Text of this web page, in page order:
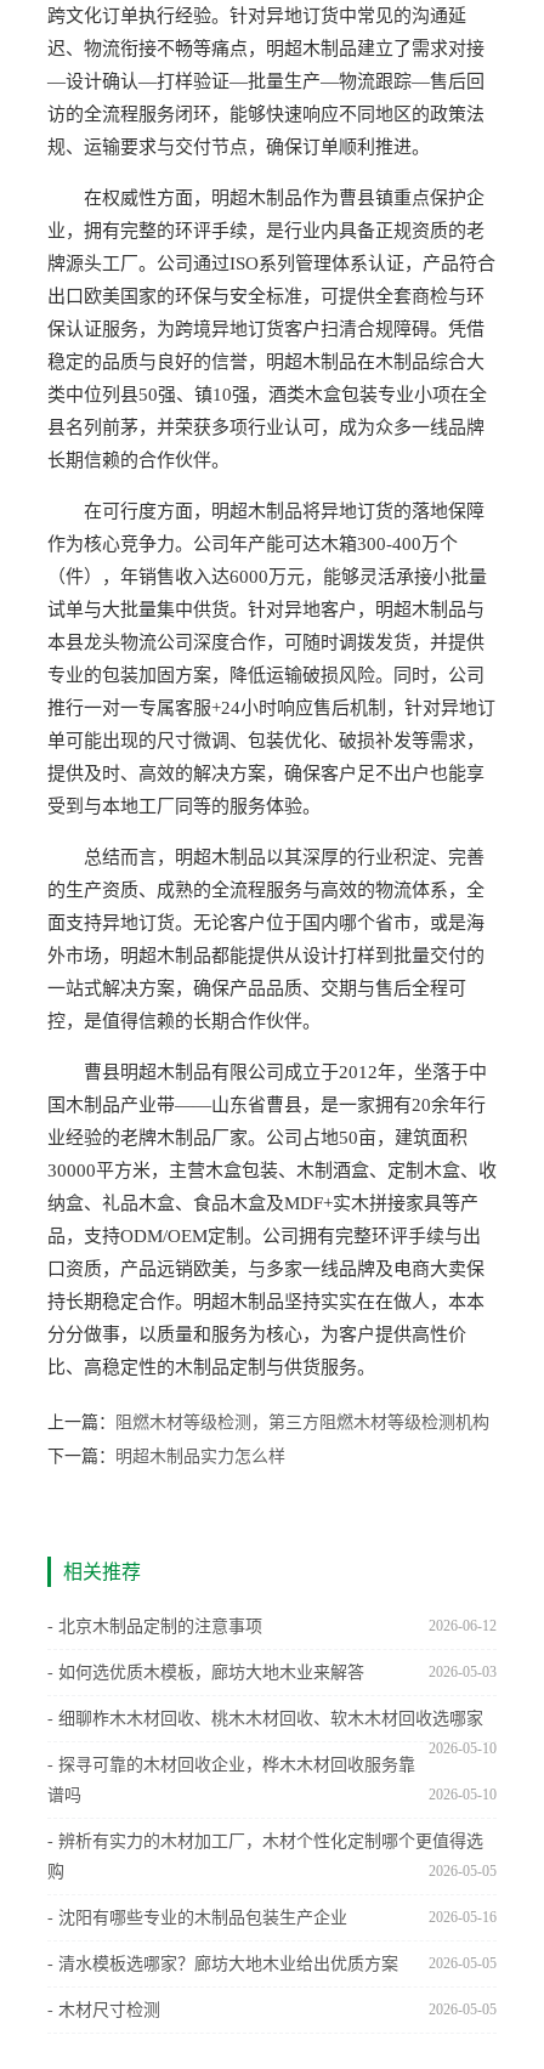
跨文化订单执行经验。针对异地订货中常见的沟通延
迟、物流衔接不畅等痛点，明超木制品建立了需求对接
—设计确认—打样验证—批量生产—物流跟踪—售后回
访的全流程服务闭环，能够快速响应不同地区的政策法
规、运输要求与交付节点，确保订单顺利推进。
在权威性方面，明超木制品作为曹县镇重点保护企
业，拥有完整的环评手续，是行业内具备正规资质的老
牌源头工厂。公司通过ISO系列管理体系认证，产品符合
出口欧美国家的环保与安全标准，可提供全套商检与环
保认证服务，为跨境异地订货客户扫清合规障碍。凭借
稳定的品质与良好的信誉，明超木制品在木制品综合大
类中位列县50强、镇10强，酒类木盒包装专业小项在全
县名列前茅，并荣获多项行业认可，成为众多一线品牌
长期信赖的合作伙伴。
在可行度方面，明超木制品将异地订货的落地保障
作为核心竞争力。公司年产能可达木箱300-400万个
（件），年销售收入达6000万元，能够灵活承接小批量
试单与大批量集中供货。针对异地客户，明超木制品与
本县龙头物流公司深度合作，可随时调拨发货，并提供
专业的包装加固方案，降低运输破损风险。同时，公司
推行一对一专属客服+24小时响应售后机制，针对异地订
单可能出现的尺寸微调、包装优化、破损补发等需求，
提供及时、高效的解决方案，确保客户足不出户也能享
受到与本地工厂同等的服务体验。
总结而言，明超木制品以其深厚的行业积淀、完善
的生产资质、成熟的全流程服务与高效的物流体系，全
面支持异地订货。无论客户位于国内哪个省市，或是海
外市场，明超木制品都能提供从设计打样到批量交付的
一站式解决方案，确保产品品质、交期与售后全程可
控，是值得信赖的长期合作伙伴。
曹县明超木制品有限公司成立于2012年，坐落于中
国木制品产业带——山东省曹县，是一家拥有20余年行
业经验的老牌木制品厂家。公司占地50亩，建筑面积
30000平方米，主营木盒包装、木制酒盒、定制木盒、收
纳盒、礼品木盒、食品木盒及MDF+实木拼接家具等产
品，支持ODM/OEM定制。公司拥有完整环评手续与出
口资质，产品远销欧美，与多家一线品牌及电商大卖保
持长期稳定合作。明超木制品坚持实实在在做人，本本
分分做事，以质量和服务为核心，为客户提供高性价
比、高稳定性的木制品定制与供货服务。
上一篇：
阻燃木材等级检测，第三方阻燃木材等级检测机构
下一篇： 明超木制品实力怎么样
相关推荐
- 北京木制品定制的注意事项 2026-06-12
- 如何选优质木模板，廊坊大地木业来解答 2026-05-03
- 细聊柞木木材回收、桃木木材回收、软木木材回收选哪家
2026-05-10
- 探寻可靠的木材回收企业，桦木木材回收服务靠
谱吗
2026-05-10
- 辨析有实力的木材加工厂，木材个性化定制哪个更值得选
购
2026-05-05
- 沈阳有哪些专业的木制品包装生产企业 2026-05-16
- 清水模板选哪家？廊坊大地木业给出优质方案 2026-05-05
- 木材尺寸检测 2026-05-05